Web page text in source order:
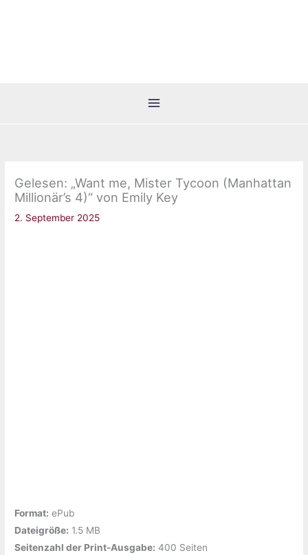
Gelesen: „Want me, Mister Tycoon (Manhattan
Millionär’s 4)“ von Emily Key
2. September 2025
Format: ePub
Dateigröße: ‎1.5 MB
Seitenzahl der Print-Ausgabe: ‎400 Seiten